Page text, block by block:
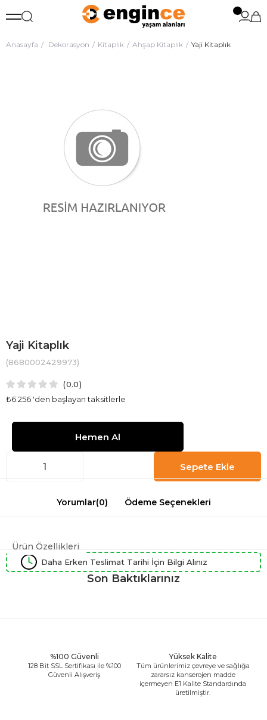
Anasayfa Dekorasyon Kitaplık Ahşap Kitaplık Yaji Kitaplık
Yaji Kitaplık
(8680002429973)
0.0
₺6.256 'den başlayan taksitlerle
Yorumlar(0) Ödeme Seçenekleri
Ürün Özellikleri
Daha Erken Teslimat Tarihi İçin Bilgi Alınız
Son Baktıklarınız
%100 Güvenli
128 Bit SSL Sertifikası ile %100
Güvenli Alışveriş
Yüksek Kalite
Tüm ürünlerimiz çevreye ve sağlığa
zararsız kanserojen madde
içermeyen E1 Kalite Standardında
üretilmiştir.